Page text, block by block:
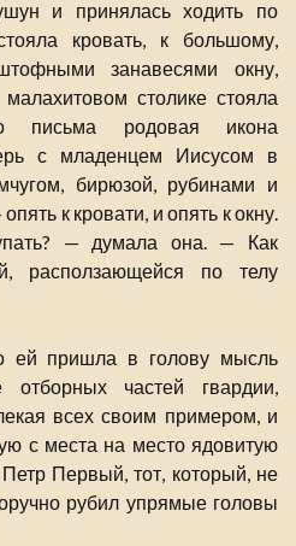
и принялась ходить по
кровать, к большому,
занавесями окну,
столике стояла
письма родовая икона
с младенцем Иисусом в
бирюзой, рубинами и
к кровати, и опять к окну.
— думала она. — Как
расползающейся по телу
ей пришла в голову мысль
частей гвардии,
всех своим примером, и
с места на место ядовитую
Первый, тот, который, не
рубил упрямые головы